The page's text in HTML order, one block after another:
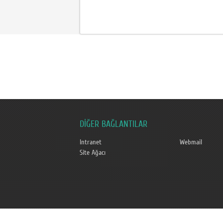
DİĞER BAĞLANTILAR
Intranet
Webmail
Site Ağacı